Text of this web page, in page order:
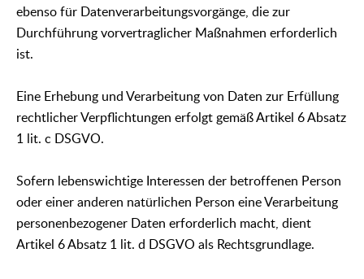
ebenso für Datenverarbeitungsvorgänge, die zur
Durchführung vorvertraglicher Maßnahmen erforderlich
ist.
Eine Erhebung und Verarbeitung von Daten zur Erfüllung
rechtlicher Verpflichtungen erfolgt gemäß Artikel 6 Absatz
1 lit. c DSGVO.
Sofern lebenswichtige Interessen der betroffenen Person
oder einer anderen natürlichen Person eine Verarbeitung
personenbezogener Daten erforderlich macht, dient
Artikel 6 Absatz 1 lit. d DSGVO als Rechtsgrundlage.